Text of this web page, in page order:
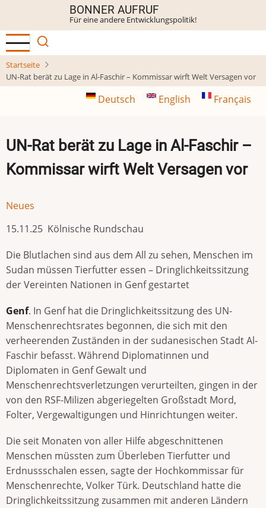
Inhalt
BONNER AUFRUF
Für eine andere Entwicklungspolitik!
Startseite
UN-Rat berät zu Lage in Al-Faschir – Kommissar wirft Welt Versagen vor
Deutsch English Français
UN-Rat berät zu Lage in Al-Faschir –
Kommissar wirft Welt Versagen vor
Neues
15.11.25 Kölnische Rundschau
Die Blutlachen sind aus dem All zu sehen, Menschen im
Sudan müssen Tierfutter essen – Dringlichkeitssitzung
der Vereinten Nationen in Genf gestartet
Genf. In Genf hat die Dringlichkeitssitzung des UN-
Menschenrechtsrates begonnen, die sich mit den
verheerenden Zuständen in der sudanesischen Stadt Al-
Faschir befasst. Während Diplomatinnen und
Diplomaten in Genf Gewalt und
Menschenrechtsverletzungen verurteilten, gingen in der
von den RSF-Milizen abgeriegelten Großstadt Mord,
Folter, Vergewaltigungen und Hinrichtungen weiter.
Die seit Monaten von aller Hilfe abgeschnittenen
Menschen müssten zum Überleben Tierfutter und
Erdnussschalen essen, sagte der Hochkommissar für
Menschenrechte, Volker Türk. Deutschland hatte die
Dringlichkeitssitzung zusammen mit anderen Ländern